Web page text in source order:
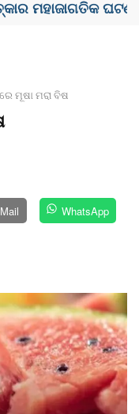
ଆତଙ୍କ, ୫୮ ମୃତ
ମୂଷା ମରା ବିଷ
WhatsApp